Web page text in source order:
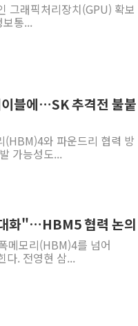
그래픽처리장치(GPU) 확보
통...
블에…SK 추격전 불붙
(HBM)4와 파운드리 협력 방
가능성도...
화"…HBM5 협력 논의
메모리(HBM)4를 넘어
다. 전영현 삼...